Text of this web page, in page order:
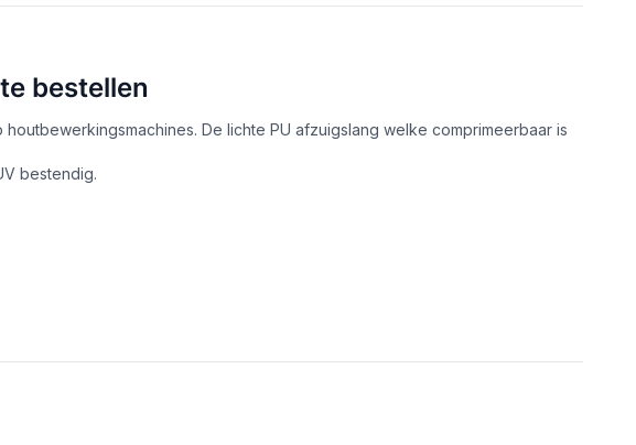
bestellen
De lichte PU afzuigslang welke comprimeerbaar is
bestendig.